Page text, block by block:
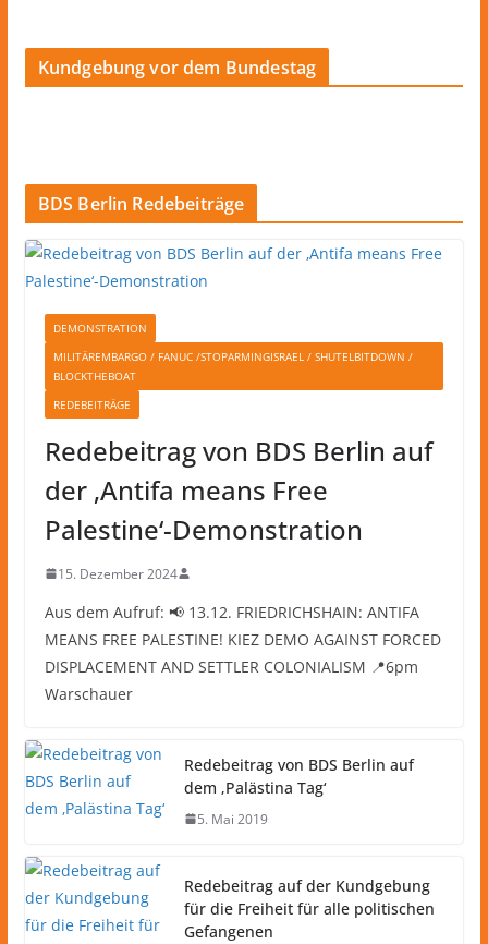
Kundgebung vor dem Bundestag
BDS Berlin Redebeiträge
DEMONSTRATION
MILITÄREMBARGO / FANUC /STOPARMINGISRAEL / SHUTELBITDOWN /
BLOCKTHEBOAT
REDEBEITRÄGE
Redebeitrag von BDS Berlin auf
der ‚Antifa means Free
Palestine‘-Demonstration
15. Dezember 2024
Aus dem Aufruf: 📢 13.12. FRIEDRICHSHAIN: ANTIFA
MEANS FREE PALESTINE! KIEZ DEMO AGAINST FORCED
DISPLACEMENT AND SETTLER COLONIALISM 📍6pm
Warschauer
Redebeitrag von BDS Berlin auf
dem ‚Palästina Tag‘
5. Mai 2019
Redebeitrag auf der Kundgebung
für die Freiheit für alle politischen
Gefangenen